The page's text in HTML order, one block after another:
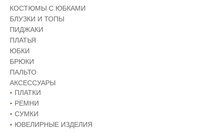
КОСТЮМЫ С ЮБКАМИ
БЛУЗКИ И ТОПЫ
ПИДЖАКИ
ПЛАТЬЯ
ЮБКИ
БРЮКИ
ПАЛЬТО
АКСЕССУАРЫ
ПЛАТКИ
РЕМНИ
СУМКИ
ЮВЕЛИРНЫЕ ИЗДЕЛИЯ